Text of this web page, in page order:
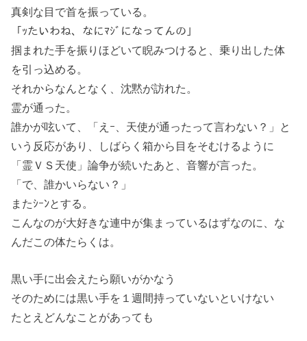
真剣な目で首を振っている。
「ｯたいわね、なにﾏｼﾞになってんの」
掴まれた手を振りほどいて睨みつけると、乗り出した体
を引っ込める。
それからなんとなく、沈黙が訪れた。
霊が通った。
誰かが呟いて、「えｰ、天使が通ったって言わない？」と
いう反応があり、しばらく箱から目をそむけるように
「霊ＶＳ天使」論争が続いたあと、音響が言った。
「で、誰かいらない？」
またｼｰﾝとする。
こんなのが大好きな連中が集まっているはずなのに、な
んだこの体たらくは。
黒い手に出会えたら願いがかなう
そのためには黒い手を１週間持っていないといけない
たとえどんなことがあっても